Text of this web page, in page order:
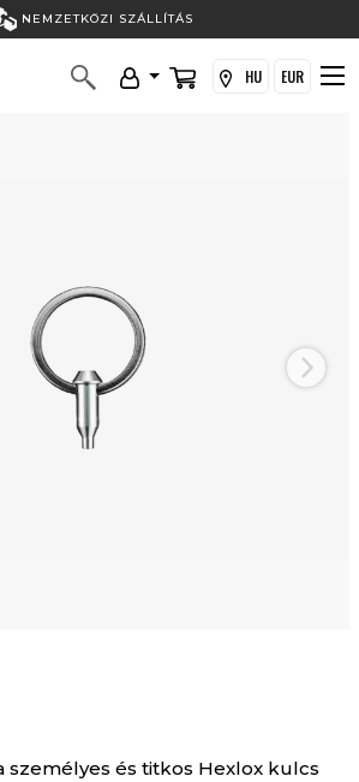
NEMZETKÖZI SZÁLLÍTÁS
HU EUR
Next
személyes és titkos Hexlox kulcs